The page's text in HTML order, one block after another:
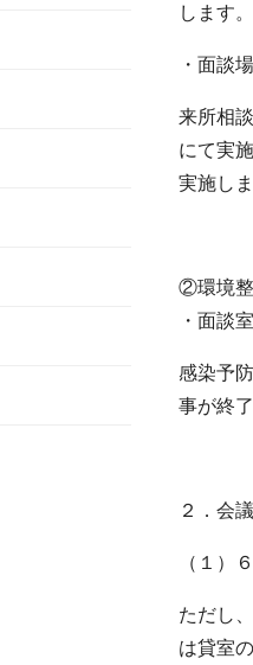
します。
・面談
来所相
にて実
実施しま
②環境
・面談
感染予
事が終
２．会
（１）
ただし
は貸室